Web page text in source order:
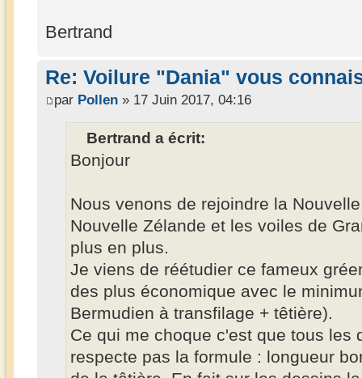
Bertrand
Re: Voilure "Dania" vous
par Pollen » 17 Juin 2017, 04:16
Bertrand a écrit:
Bonjour
Nous venons de rejoindre la
Nouvelle Zélande et les voiles de
plus en plus.
Je viens de réétudier ce fameux
des plus économique avec le
Bermudien à transfilage + têtière).
Ce qui me choque c'est que tous les
respecte pas la formule : longueur